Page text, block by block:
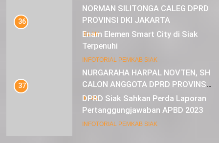
NORMAN SILITONGA CALEG DPRD
PROVINSI DKI JAKARTA
IKLAN
NURGARAHA HARPAL NOVTEN, SH
CALON ANGGOTA DPRD PROVINSI
DKI JAKARTA
IKLAN
36
Enam Elemen Smart City di Siak
Terpenuhi
INFOTORIAL PEMKAB SIAK
37
DPRD Siak Sahkan Perda Laporan
Pertanggungjawaban APBD 2023
INFOTORIAL PEMKAB SIAK